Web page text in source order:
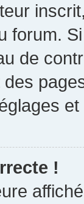
forum.
de
!